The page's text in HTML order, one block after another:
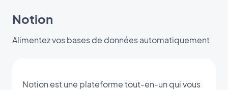
Notion
Alimentez vos bases de données automatiquement
Notion est une plateforme tout-en-un qui vous